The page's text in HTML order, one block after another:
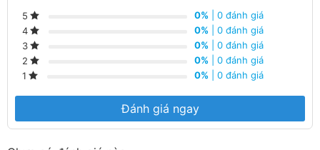
Hàng luôn có sẵn tại trong kho liên hệ ngay số
Hotline:
tư vấn báo giá chi tiết
từng loại sản phẩm và công xuất
5 0% | 0 đánh giá
4
0% | 0 đánh giá
3
0% | 0 đánh giá
2
0% | 0 đánh giá
1
0% | 0 đánh giá
Đánh giá ngay